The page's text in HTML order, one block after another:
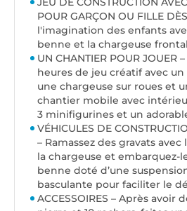
POUR GARÇON OU FILLE
l'imagination des enfants
benne et la chargeuse
UN CHANTIER POUR JOUER
heures de jeu créatif avec
une chargeuse sur roues et
chantier mobile avec
3 minifigurines et un
VÉHICULES DE
– Ramassez des gravats
la chargeuse et embarquez-
benne doté d’une
basculante pour faciliter le
ACCESSOIRES – Après avoir